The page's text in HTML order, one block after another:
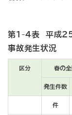
第1-4表 平成25
事故発生状況
区分 春の
発生件数
件